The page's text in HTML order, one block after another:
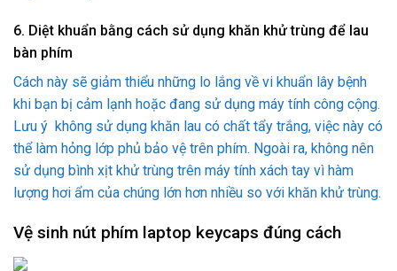
6. Diệt khuẩn bằng cách sử dụng khăn khử trùng để lau
bàn phím
Cách này sẽ giảm thiểu những lo lắng về vi khuẩn lây bệnh
khi bạn bị cảm lạnh hoặc đang sử dụng máy tính công cộng.
Lưu ý không sử dụng khăn lau có chất tẩy trắng, việc này có
thể làm hỏng lớp phủ bảo vệ trên phím. Ngoài ra, không nên
sử dụng bình xịt khử trùng trên máy tính xách tay vì hàm
lượng hơi ẩm của chúng lớn hơn nhiều so với khăn khử trùng.
Vệ sinh nút phím laptop keycaps đúng cách